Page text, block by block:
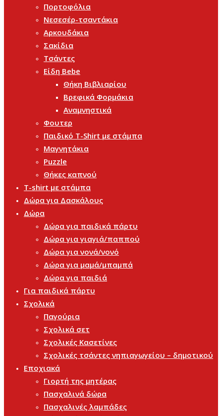
Πορτοφόλια
Νεσεσέρ-τσαντάκια
Αρκουδάκια
Σακίδια
Τσάντες
Είδη Bebe
Θήκη Βιβλιαρίου
Βρεφικά Φορμάκια
Αναμνηστικά
Φουτερ
Παιδικό T-Shirt με στάμπα
Μαγνητάκια
Puzzle
Θήκες καπνού
T-shirt με στάμπα
Δώρα για Δασκάλους
Δώρα
Δώρα για παιδικά πάρτυ
Δώρα για γιαγιά/παππού
Δώρα για νονά/νονό
Δώρα για μαμά/μπαμπά
Δώρα για παιδιά
Για παιδικά πάρτυ
Σχολικά
Παγούρια
Σχολικά σετ
Σχολικές Κασετίνες
Σχολικές τσάντες νηπιαγωγείου – δημοτικού
Εποχιακά
Γιορτή της μητέρας
Πασχαλινά δώρα
Πασχαλινές λαμπάδες